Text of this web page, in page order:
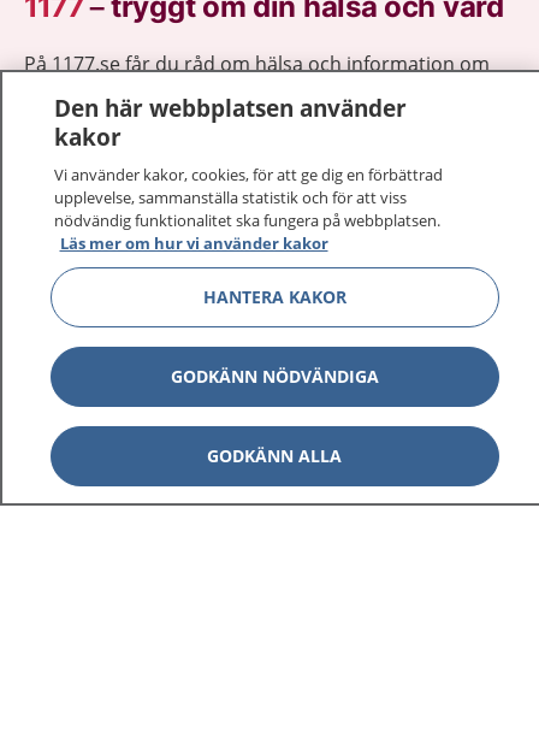
På 1177.se får du råd om hälsa och information om
sjukdomar och vilka mottagningar du kan kontakta.
Logga in för att läsa din journal och göra dina
vårdärenden. Ring telefonnummer 1177 för
sjukvårdsrådgivning dygnet runt.
1177 ger dig råd när du vill må bättre.
1177 på flera språk Visa
Om 1177 Visa
Kontakt Visa
Den här webbplatsen använder
kakor
Vi använder kakor, cookies, för att ge dig en förbättrad
upplevelse, sammanställa statistik och för att viss
nödvändig funktionalitet ska fungera på webbplatsen.
Läs mer om hur vi använder kakor
HANTERA KAKOR
GODKÄNN NÖDVÄNDIGA
GODKÄNN ALLA